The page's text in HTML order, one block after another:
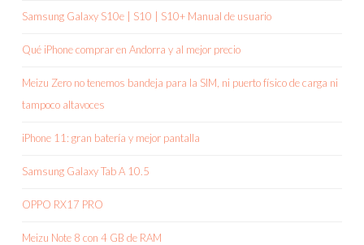
Samsung Galaxy S10e | S10 | S10+ Manual de usuario
Qué iPhone comprar en Andorra y al mejor precio
Meizu Zero no tenemos bandeja para la SIM, ni puerto físico de carga ni
tampoco altavoces
iPhone 11: gran batería y mejor pantalla
Samsung Galaxy Tab A 10.5
OPPO RX17 PRO
Meizu Note 8 con 4 GB de RAM